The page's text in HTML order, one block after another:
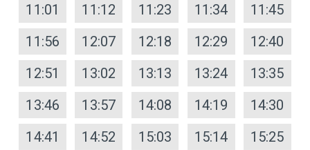
11:01
11:12 11:23 11:34
11:45
11:56
12:07 12:18 12:29
12:40
12:51
13:02 13:13 13:24
13:35
13:46
13:57 14:08 14:19
14:30
14:41
14:52 15:03 15:14
15:25